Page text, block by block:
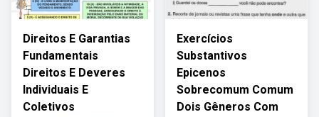
Direitos E Garantias
Fundamentais
Direitos E Deveres
Individuais E
Coletivos
Exercícios
Substantivos
Epicenos
Sobrecomum Comum
Dois Gêneros Com